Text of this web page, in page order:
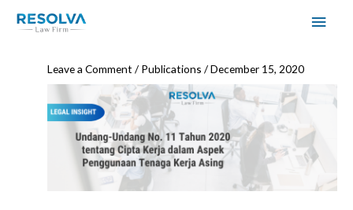
Leave a Comment / Publications /December 15, 2020